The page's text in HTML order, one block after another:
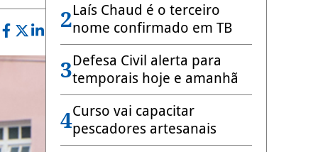
2Laís Chaud é o terceiro
nome confirmado em TB
3Defesa Civil alerta para
temporais hoje e amanhã
4Curso vai capacitar
pescadores artesanais